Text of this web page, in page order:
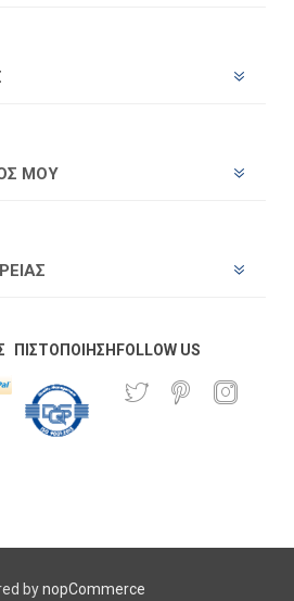
ΜΟΥ
ΠΙΣΤΟΠΟΊΗΣΗ FOLLOW US
bynopCommerce